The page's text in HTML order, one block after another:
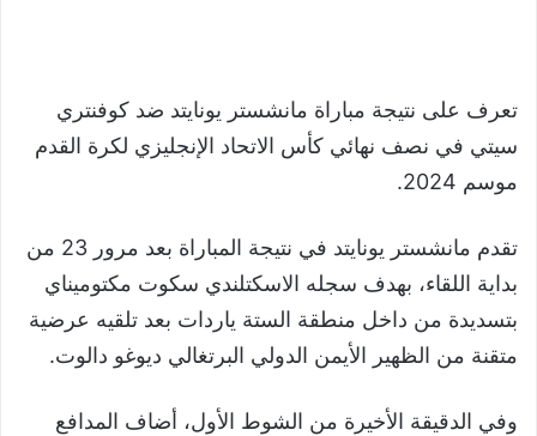
تعرف على نتيجة مباراة مانشستر يونايتد ضد كوفنتري
سيتي في نصف نهائي كأس الاتحاد الإنجليزي لكرة القدم
موسم 2024.
تقدم مانشستر يونايتد في نتيجة المباراة بعد مرور 23 من
بداية اللقاء، بهدف سجله الاسكتلندي سكوت مكتوميناي
بتسديدة من داخل منطقة الستة ياردات بعد تلقيه عرضية
متقنة من الظهير الأيمن الدولي البرتغالي ديوغو دالوت.
وفي الدقيقة الأخيرة من الشوط الأول، أضاف المدافع